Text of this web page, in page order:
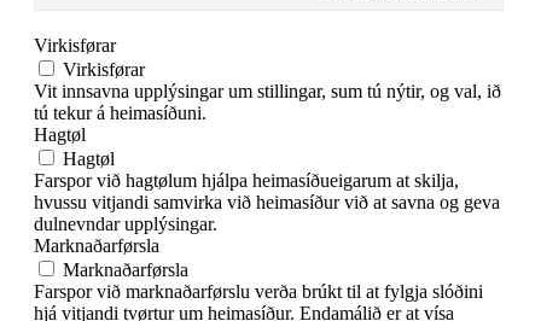
Virkisførar
Virkisførar
Vit innsavna upplýsingar um stillingar, sum tú nýtir, og val, ið
tú tekur á heimasíðuni.
Hagtøl
Hagtøl
Farspor við hagtølum hjálpa heimasíðueigarum at skilja,
hvussu vitjandi samvirka við heimasíður við at savna og geva
dulnevndar upplýsingar.
Marknaðarførsla
Marknaðarførsla
Farspor við marknaðarførslu verða brúkt til at fylgja slóðini
hjá vitjandi tvørtur um heimasíður. Endamálið er at vísa